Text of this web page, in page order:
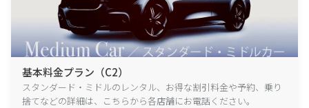
基本料金プラン（C2）
スタンダード・ミドルのレンタル、お得な割引料金や予約、乗り
捨てなどの詳細は、こちらから各店舗にお電話ください。